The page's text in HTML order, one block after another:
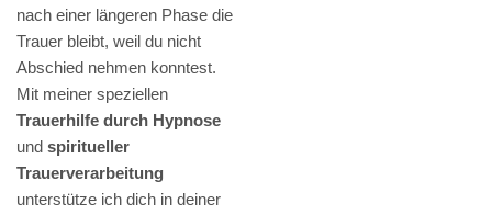
nach einer längeren Phase die
Trauer bleibt, weil du nicht
Abschied nehmen konntest.
Mit meiner speziellen
Trauerhilfe durch Hypnose
und spiritueller
Trauerverarbeitung
unterstütze ich dich in deiner